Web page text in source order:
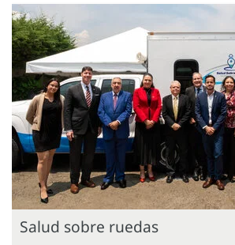
Salud sobre ruedas